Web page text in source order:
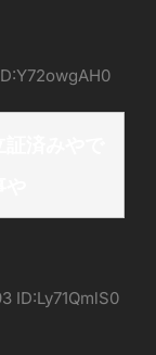
ID:Ly71QmlS0